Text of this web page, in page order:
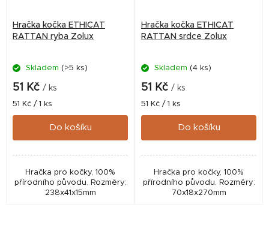
Hračka kočka ETHICAT
RATTAN ryba Zolux
Skladem (>5 ks)
51 Kč / ks
Měrná
cena:
51 Kč / 1 ks
Do košíku
Hračka pro kočky, 100%
přírodního původu. Rozměry:
238x41x15mm
Hračka kočka ETHICAT
RATTAN srdce Zolux
Skladem (4 ks)
51 Kč / ks
Měrná
cena:
51 Kč / 1 ks
Do košíku
Hračka pro kočky, 100%
přírodního původu. Rozměry:
70x18x270mm